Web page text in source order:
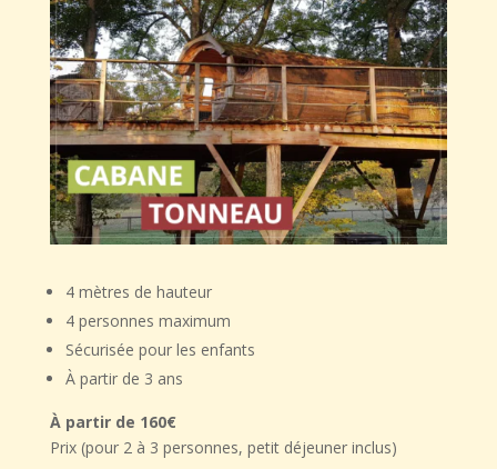
4 mètres de hauteur
4 personnes maximum
Sécurisée pour les enfants
À partir de 3 ans
À partir de 160€
Prix (pour 2 à 3 personnes, petit déjeuner inclus)